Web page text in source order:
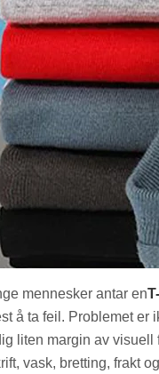
mennesker antar en
å ta feil. Problemet er
liten margin av visuell
vask, bretting, frakt